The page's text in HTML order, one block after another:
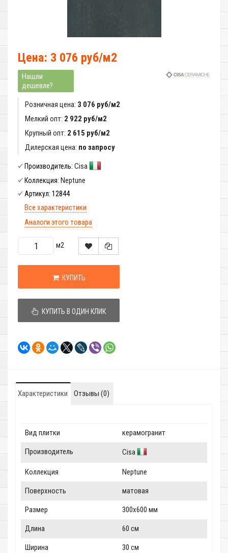
Цена: 3 076 руб/м2
Нашли
дешевле?
Розничная цена: 3 076 руб/м2
Мелкий опт: 2 922 руб/м2
Крупный опт: 2 615 руб/м2
Дилерская цена: по запросу
Производитель: Cisa
Коллекция: Neptune
Артикул: 12844
Все характеристики
Аналоги этого товара
м2
КУПИТЬ
КУПИТЬ В ОДИН КЛИК
Характеристики Отзывы (0)
Вид плитки керамогранит
Производитель Cisa
Коллекция Neptune
Поверхность матовая
Размер 300x600 мм
Длина 60 см
Ширина 30 см